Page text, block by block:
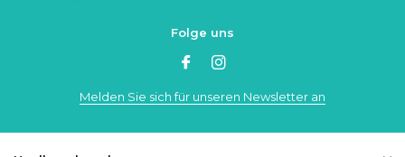
Folge uns
Melden Sie sich für unseren Newsletter an